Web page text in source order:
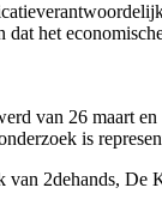
dat het
van 26 maart
is
van 2dehands,